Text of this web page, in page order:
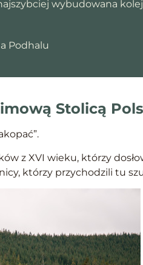
wybudowana
Podhalu
Stolicą
z XVI wieku, którzy
którzy przychodzili tu